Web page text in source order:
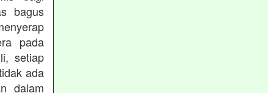
bagus
pada
setiap
ada
dalam